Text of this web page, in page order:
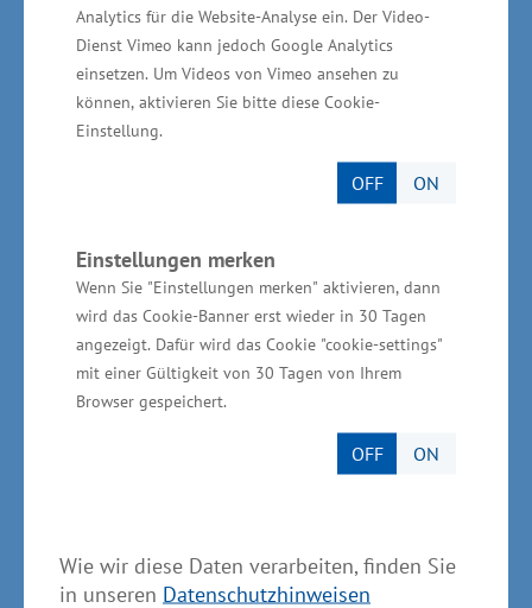
Analytics für die Website-Analyse ein. Der Video-
Dienst Vimeo kann jedoch Google Analytics
einsetzen. Um Videos von Vimeo ansehen zu
können, aktivieren Sie bitte diese Cookie-
Einstellung.
OFF ON
Einstellungen merken
Wenn Sie "Einstellungen merken" aktivieren, dann
wird das Cookie-Banner erst wieder in 30 Tagen
angezeigt. Dafür wird das Cookie "cookie-settings"
mit einer Gültigkeit von 30 Tagen von Ihrem
Browser gespeichert.
OFF ON
Wie wir diese Daten verarbeiten, finden Sie
in unseren Datenschutzhinweisen
als revolvierender Fonds bewirtschaftet.
Eingespeist wurden in diesen Fonds
ursprünglich 6,9 Millionen Euro aus dem
Europäischen Sozialfonds. Die Refinanzierung
des Fonds erfolgte durch Zins- und
Tilgungsrückflüsse, so dass bis zum 31.
von insgesamt rund 14,4 Millionen Euro zur
Auszahlung gelangen konnte. Das entspricht
einer Darlehensanzahl von rund 1.500
Darlehen. Zum Kreis der Berechtigten gehören
Existenzgründerinnen und -gründer, die neu
gründen oder einen Betrieb übernehmen sowie
Unternehmerinnen und Unternehmer in der
Monate nach Gründung bzw. Übernahme. Der
Hauptwohnsitz und zukünftige Betriebssitz